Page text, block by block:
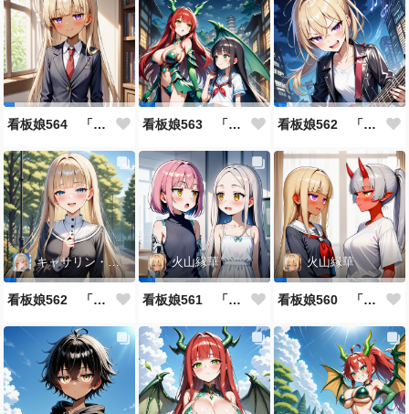
看板娘564 「ジェルマ・レスポストン・八百のよもやま話」 看板娘563 「騒ぎの終わり」 看板娘562 「八木沼千絵のよもやま話」
キャサリン・アストリー
看板娘562 「キャサリン・アストリーのよもやま話」
火山縁華
看板娘561 「火山一族」
火山縁華
看板娘560 「緋山一族」